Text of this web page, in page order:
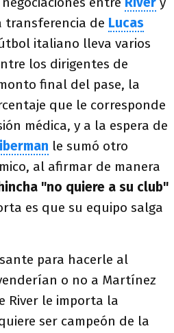
transferencia de Lucas
italiano lleva varios
los dirigentes de
final del pase, la
que le corresponde
médica, y a la espera de
le sumó otro
al afirmar de manera
"no quiere a su club"
es que su equipo salga
para hacerle al
o no a Martínez
River le importa la
ser campeón de la